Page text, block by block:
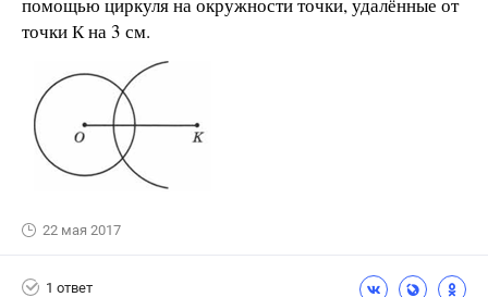
точки К на 3 см.
22 мая 2017
1 ответ